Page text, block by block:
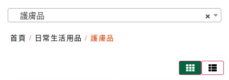
×
護膚品
首頁 / 日常生活用品 / 護膚品